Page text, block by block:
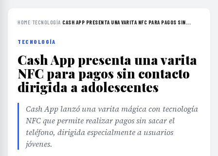
HOME› TECNOLOGÍA›CASH APP PRESENTA UNA VARITA NFC PARA PAGOS SIN...
TECNOLOGÍA
Cash App presenta una varita
NFC para pagos sin contacto
dirigida a adolescentes
Cash App lanzó una varita mágica con tecnología
NFC que permite realizar pagos sin sacar el
teléfono, dirigida especialmente a usuarios
jóvenes.